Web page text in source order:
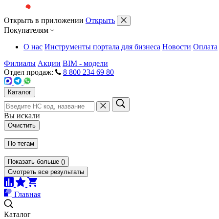
Открыть в приложении Открыть
Покупателям
О нас Инструменты портала для бизнеса Новости Оплата
Филиалы Акции BIM - модели
Отдел продаж:
8 800 234 69 80
Каталог
Вы искали
Очистить
По тегам
Показать больше ()
Смотреть все результаты
Главная
Каталог